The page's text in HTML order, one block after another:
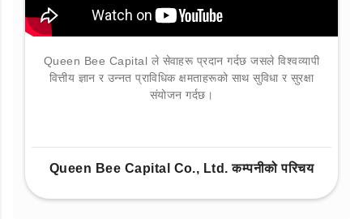
Queen Bee Capital ले सेवाहरू प्रदान गर्दछ जसले विश्वव्यापी
वित्तीय ज्ञान र उन्नत प्राविधिक क्षमताहरूको साथ सुविधा र सुरक्षा
संयोजन गर्दछ।
Queen Bee Capital Co., Ltd. कम्पनीको परिचय